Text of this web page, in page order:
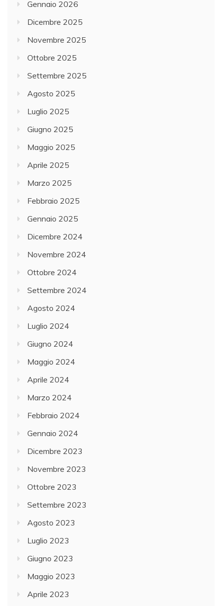
Gennaio 2026
Dicembre 2025
Novembre 2025
Ottobre 2025
Settembre 2025
Agosto 2025
Luglio 2025
Giugno 2025
Maggio 2025
Aprile 2025
Marzo 2025
Febbraio 2025
Gennaio 2025
Dicembre 2024
Novembre 2024
Ottobre 2024
Settembre 2024
Agosto 2024
Luglio 2024
Giugno 2024
Maggio 2024
Aprile 2024
Marzo 2024
Febbraio 2024
Gennaio 2024
Dicembre 2023
Novembre 2023
Ottobre 2023
Settembre 2023
Agosto 2023
Luglio 2023
Giugno 2023
Maggio 2023
Aprile 2023